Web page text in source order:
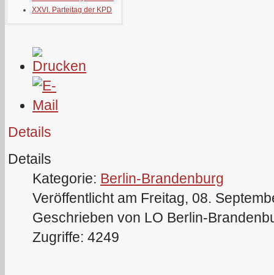
XXVI. Parteitag der KPD
Details
Details
Kategorie: Berlin-Brandenburg
Veröffentlicht am Freitag, 08.
Geschrieben von LO Berlin-
Zugriffe: 4249